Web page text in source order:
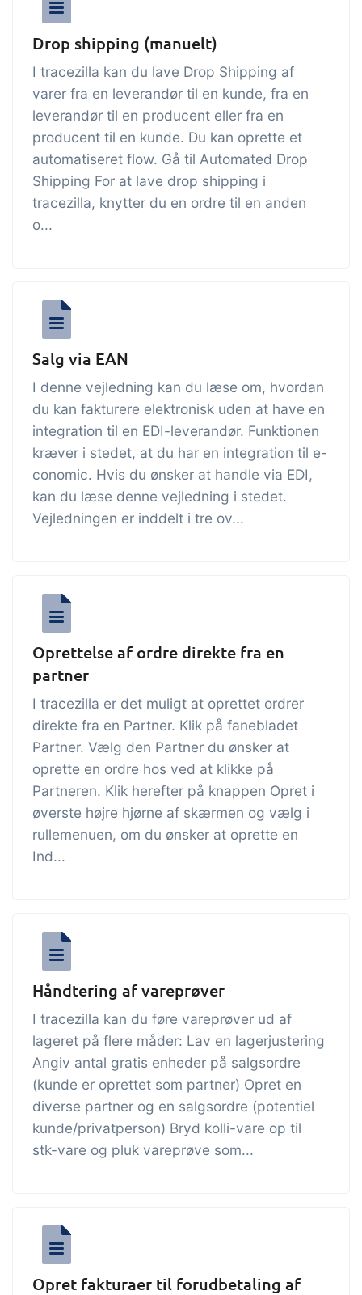
Drop shipping (manuelt)
I tracezilla kan du lave Drop Shipping af
varer fra en leverandør til en kunde, fra en
leverandør til en producent eller fra en
producent til en kunde. Du kan oprette et
automatiseret flow. Gå til Automated Drop
Shipping For at lave drop shipping i
tracezilla, knytter du en ordre til en anden
o...
Salg via EAN
I denne vejledning kan du læse om, hvordan
du kan fakturere elektronisk uden at have en
integration til en EDI-leverandør. Funktionen
kræver i stedet, at du har en integration til e-
conomic. Hvis du ønsker at handle via EDI,
kan du læse denne vejledning i stedet.
Vejledningen er inddelt i tre ov...
Oprettelse af ordre direkte fra en
partner
I tracezilla er det muligt at oprettet ordrer
direkte fra en Partner. Klik på fanebladet
Partner. Vælg den Partner du ønsker at
oprette en ordre hos ved at klikke på
Partneren. Klik herefter på knappen Opret i
øverste højre hjørne af skærmen og vælg i
rullemenuen, om du ønsker at oprette en
Ind...
Håndtering af vareprøver
I tracezilla kan du føre vareprøver ud af
lageret på flere måder: Lav en lagerjustering
Angiv antal gratis enheder på salgsordre
(kunde er oprettet som partner) Opret en
diverse partner og en salgsordre (potentiel
kunde/privatperson) Bryd kolli-vare op til
stk-vare og pluk vareprøve som...
Opret fakturaer til forudbetaling af